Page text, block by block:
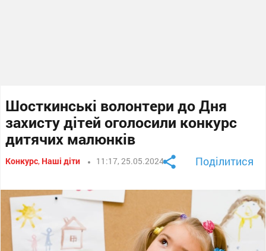
Шосткинські волонтери до Дня
захисту дітей оголосили конкурс
дитячих малюнків
Конкурс, Наші діти 11:17, 25.05.2024 Поділитися